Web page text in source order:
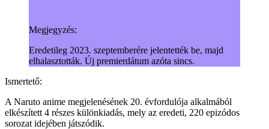
Megjegyzés:
Eredetileg 2023. szeptemberére jelentették be, majd
elhalasztották. Új premierdátum azóta sincs.
Ismertető:
A Naruto anime megjelenésének 20. évfordulója alkalmából
elkészített 4 részes különkiadás, mely az eredeti, 220 epizódos
sorozat idejében játszódik.